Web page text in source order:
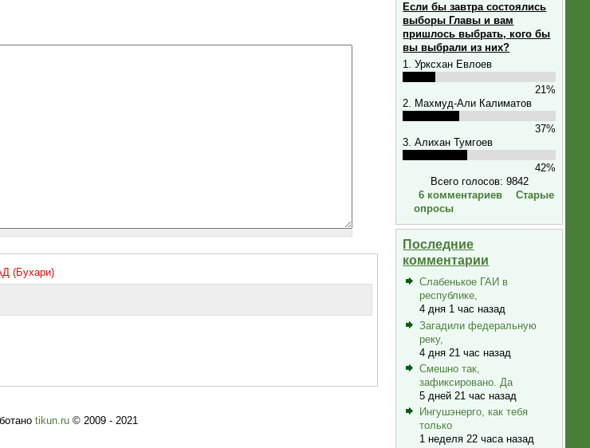
(Бухари)
tikun.ru© 2009 - 2021
Если бы завтра состоялись
выборы Главы и вам
пришлось выбрать, кого бы
вы выбрали из них?
1. Урксхан Евлоев
21%
2. Махмуд-Али Калиматов
37%
3. Алихан Тумгоев
42%
Всего голосов: 9842
6 комментариев
Старые
опросы
Последние
комментарии
Слабенькое ГАИ в
республике,
4 дня 1 час назад
Загадили федеральную
реку,
4 дня 21 час назад
Смешно так,
зафиксировано. Да
5 дней 21 час назад
Ингушэнерго, как тебя
только
1 неделя 22 часа назад